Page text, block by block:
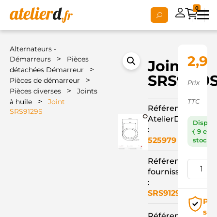
0
Alternateurs -
Démarreurs
>
Pièces
détachées Démarreur
>
Pièces de démarreur >
Pièces diverses >
Joints
à huile
>
Joint
SRS9129S
Joint
Référence
AtelierD
:
525979
Référence
fournisseur
:
SRS9129S
2,94
Prix
TTC
( 9 en
stock )